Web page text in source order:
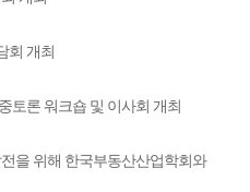
회 개최
토론 워크숍 및 이사회 개최
을 위해 한국부동산산업학회와